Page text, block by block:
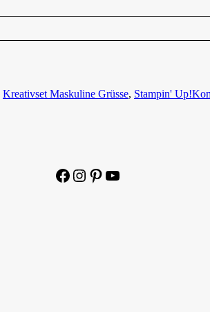
Kreativset Maskuline Grüsse, Stampin' Up!
Facebook
Instagram
Pinterest
YouTube